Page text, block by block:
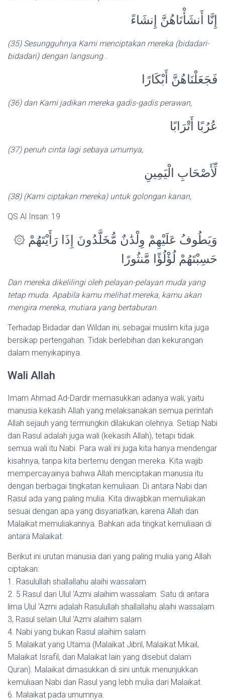
إِنَّا أَنشَأْنَاهُنَّ إِنشَاءً
(35) Sesungguhnya Kami menciptakan mereka (bidadari-
bidadari) dengan langsung .
فَجَعَلْنَاهُنَّ أَبْكَارًا
(36) dan Kami jadikan mereka gadis-gadis perawan,
عُرُبًا أَتْرَابًا
(37) penuh cinta lagi sebaya umurnya,
لِّأَصْحَابِ الْيَمِينِ
(38) (Kami ciptakan mereka) untuk golongan kanan,
QS Al Insan: 19
۞ وَيَطُوفُ عَلَيْهِمْ وِلْدَٰنٌ مُّخَلَّدُونَ إِذَا رَأَيْتَهُمْ
حَسِبْتَهُمْ لُؤْلُؤًا مَّنثُورًا
Dan mereka dikelilingi oleh pelayan-pelayan muda yang
tetap muda. Apabila kamu melihat mereka, kamu akan
mengira mereka, mutiara yang bertaburan.
Terhadap Bidadar dan Wildan ini, sebagai muslim kita juga
bersikap pertengahan. Tidak berlebihan dan kekurangan
dalam menyikapinya.
Wali Allah
Imam Ahmad Ad-Dardir memasukkan adanya wali, yaitu
manusia kekasih Allah yang melaksanakan semua perintah
Allah sejauh yang termungkin dilakukan olehnya. Setiap Nabi
dan Rasul adalah juga wali (kekasih Allah), tetapi tidak
semua wali itu Nabi. Para wali ini juga kita hanya mendengar
kisahnya, tanpa kita bertemu dengan mereka. Kita wajib
mempercayainya bahwa Allah menciptakan manusia itu
dengan berbagai tingkatan kemuliaan. Di antara Nabi dan
Rasul ada yang paling mulia. Kita diwajibkan memuliakan
sesuai dengan apa yang disyariatkan, karena Allah dan
Malaikat memuliakannya. Bahkan ada tingkat kemuliaan di
antara Malaikat.
Berikut ini urutan manusia dari yang paling mulia yang Allah
ciptakan:
1. Rasulullah shallallahu alaihi wassalam
2. 5 Rasul dari Ulul ‘Azmi alaihim wassalam. Satu di antara
lima Ulul ‘Azmi adalah Rasulullah shallallahu alaihi wassalam
3, Rasul selain Ulul ‘Azmi alaihim salam
4. Nabi yang bukan Rasul alaihim salam
5. Malaikat yang Utama (Malaikat Jibril, Malaikat Mikail,
Malaikat Israfil, dan Malaikat lain yang disebut dalam
Quran). Malaikat dimasukkan di sini untuk menunjukkan
kemuliaan Nabi dan Rasul yang lebh mulia dari Malaikat.
6. Malaikat pada umumnya.